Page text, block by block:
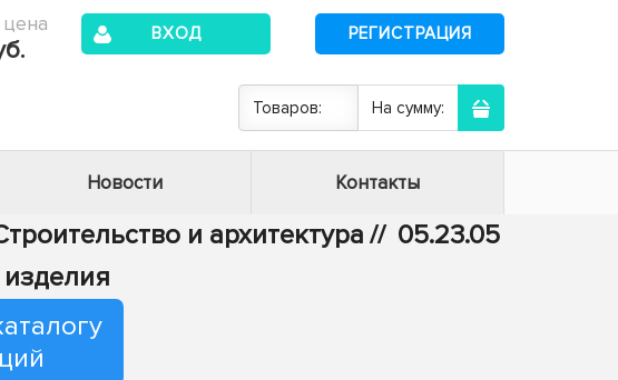
ВХОД РЕГИСТРАЦИЯ
Товаров: На сумму:
Новости Контакты
и архитектура // 05.23.05